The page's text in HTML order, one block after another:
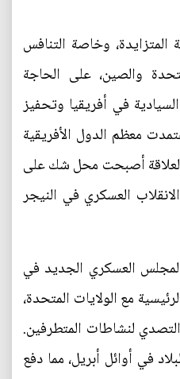
وخاصة التنافس
والصين، على الحاجة
في أفريقيا وتحفيز
معظم الدول الأفريقية
أصبحت محل شك على
العسكري في النيجر
العسكري الجديد في
مع الولايات المتحدة،
لنشاطات المتطرفين.
في أوائل أبريل، مما دفع